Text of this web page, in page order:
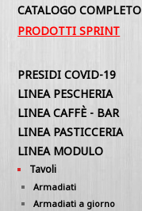
CATALOGO COMPLETO
PRODOTTI SPRINT
PRESIDI COVID-19
LINEA PESCHERIA
LINEA CAFFÈ - BAR
LINEA PASTICCERIA
LINEA MODULO
Tavoli
Armadiati
Armadiati a giorno